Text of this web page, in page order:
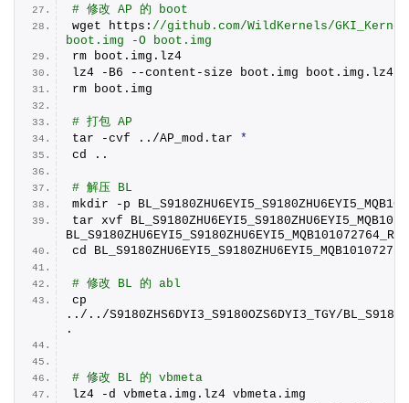
# 修改 AP 的 boot
wget https: //github.com/WildKernels/
boot.img -O boot.img
rm boot. img . lz4
lz4 -B6 --content-size boot. img boot. img . lz4
rm boot. img
# 打包 AP
tar -cvf ../AP_mod. tar
*
cd ..
# 解压 BL
mkdir -p
tar xvf
cd
# 修改 BL 的 abl
cp
../../S9180ZHS6DYI3_S9180OZS6DYI3_TGY/
.
# 修改 BL 的 vbmeta
lz4 -d vbmeta. img . lz4 vbmeta. img